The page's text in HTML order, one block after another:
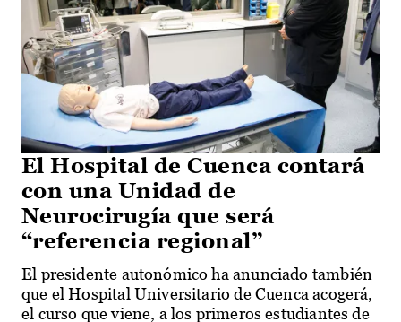
El Hospital de Cuenca contará
con una Unidad de
Neurocirugía que será
“referencia regional”
El presidente autonómico ha anunciado también
que el Hospital Universitario de Cuenca acogerá,
el curso que viene, a los primeros estudiantes de